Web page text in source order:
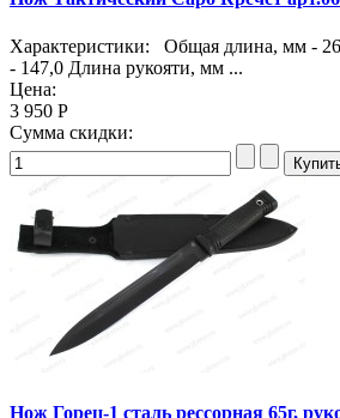
Характеристики: Общая длина, мм -
- 147,0 Длина рукояти, мм ...
Цена:
3 950 Р
Сумма скидки:
Нож Горец-1 сталь рессорная 65г,